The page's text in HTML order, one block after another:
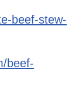
beef-stew-
beef-